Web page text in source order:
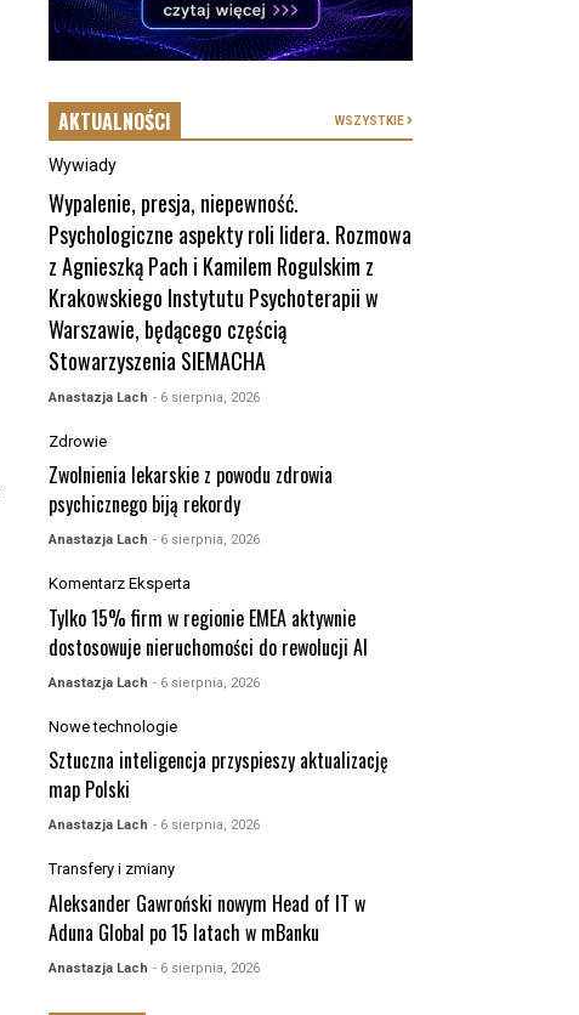
AKTUALNOŚCI WSZYSTKIE
Wywiady
Wypalenie, presja, niepewność.
Psychologiczne aspekty roli lidera. Rozmowa
z Agnieszką Pach i Kamilem Rogulskim z
Krakowskiego Instytutu Psychoterapii w
Warszawie, będącego częścią
Stowarzyszenia SIEMACHA
Anastazja Lach - 6 sierpnia, 2026
Zdrowie
Zwolnienia lekarskie z powodu zdrowia
psychicznego biją rekordy
Anastazja Lach - 6 sierpnia, 2026
Komentarz Eksperta
Tylko 15% firm w regionie EMEA aktywnie
dostosowuje nieruchomości do rewolucji AI
Anastazja Lach - 6 sierpnia, 2026
Nowe technologie
Sztuczna inteligencja przyspieszy aktualizację
map Polski
Anastazja Lach - 6 sierpnia, 2026
Transfery i zmiany
Aleksander Gawroński nowym Head of IT w
Aduna Global po 15 latach w mBanku
Anastazja Lach - 6 sierpnia, 2026